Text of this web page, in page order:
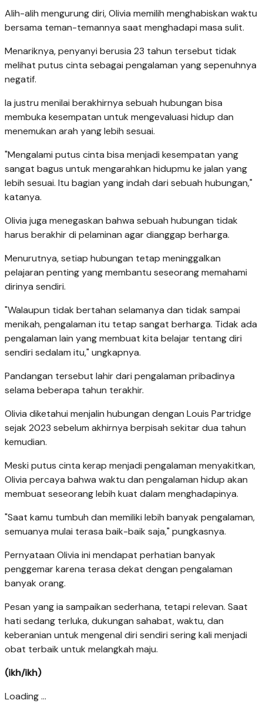
Alih-alih mengurung diri, Olivia memilih menghabiskan waktu
bersama teman-temannya saat menghadapi masa sulit.
Menariknya, penyanyi berusia 23 tahun tersebut tidak
melihat putus cinta sebagai pengalaman yang sepenuhnya
negatif.
Ia justru menilai berakhirnya sebuah hubungan bisa
membuka kesempatan untuk mengevaluasi hidup dan
menemukan arah yang lebih sesuai.
"Mengalami putus cinta bisa menjadi kesempatan yang
sangat bagus untuk mengarahkan hidupmu ke jalan yang
lebih sesuai. Itu bagian yang indah dari sebuah hubungan,"
katanya.
Olivia juga menegaskan bahwa sebuah hubungan tidak
harus berakhir di pelaminan agar dianggap berharga.
Menurutnya, setiap hubungan tetap meninggalkan
pelajaran penting yang membantu seseorang memahami
dirinya sendiri.
"Walaupun tidak bertahan selamanya dan tidak sampai
menikah, pengalaman itu tetap sangat berharga. Tidak ada
pengalaman lain yang membuat kita belajar tentang diri
sendiri sedalam itu," ungkapnya.
Pandangan tersebut lahir dari pengalaman pribadinya
selama beberapa tahun terakhir.
Olivia diketahui menjalin hubungan dengan Louis Partridge
sejak 2023 sebelum akhirnya berpisah sekitar dua tahun
kemudian.
Meski putus cinta kerap menjadi pengalaman menyakitkan,
Olivia percaya bahwa waktu dan pengalaman hidup akan
membuat seseorang lebih kuat dalam menghadapinya.
"Saat kamu tumbuh dan memiliki lebih banyak pengalaman,
semuanya mulai terasa baik-baik saja," pungkasnya.
Pernyataan Olivia ini mendapat perhatian banyak
penggemar karena terasa dekat dengan pengalaman
banyak orang.
Pesan yang ia sampaikan sederhana, tetapi relevan. Saat
hati sedang terluka, dukungan sahabat, waktu, dan
keberanian untuk mengenal diri sendiri sering kali menjadi
obat terbaik untuk melangkah maju.
(ikh/ikh)
Loading ...